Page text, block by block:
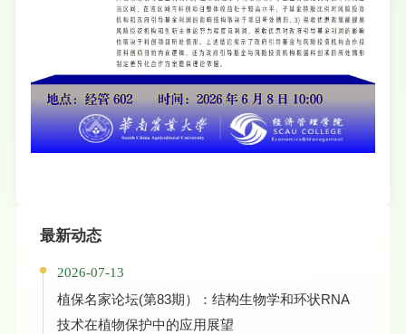
最新动态
2026-07-13
植保名家论坛(第83期）：结构生物学和环状RNA
技术在植物保护中的应用展望